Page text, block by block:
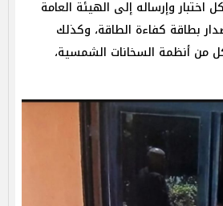
اختبار وإرساله إلى الهيئة العامة
بطاقة كفاءة الطاقة، وكذلك
من أنظمة السخانات الشمسية،